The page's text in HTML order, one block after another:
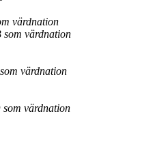
värdnation
värdnation
värdnation
värdnation